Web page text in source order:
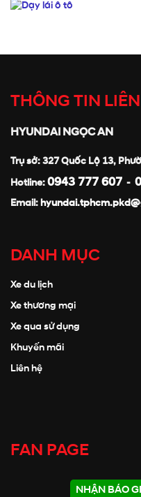
THÔNG TIN
HYUNDAI NGỌC AN
Trụ sở: 327 Quốc Lộ 13,
Hotline:0943 777 607 -
Email:
DANH MỤC
Xe du lịch
Xe thương mại
Xe qua sử dụng
Khuyến mãi
Liên hệ
FAN PAGE
NHẬN BÁO